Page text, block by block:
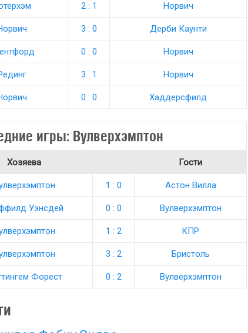
2 : 1 Норвич
3 : 0 Дерби Каунти
0 : 0 Норвич
3 : 1 Норвич
0 : 0 Хаддерсфилд
игры: Вулверхэмптон
Хозяева Гости
1 : 0 Астон Вилла
Уэнсдей 0 : 0 Вулверхэмптон
1 : 2 КПР
3 : 2 Бристоль
Форест 0 : 2 Вулверхэмптон